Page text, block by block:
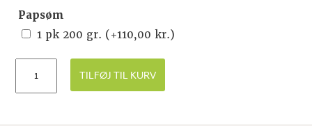
Papsøm
1 pk 200 gr. (+110,00 kr.)
TILFØJ TIL KURV